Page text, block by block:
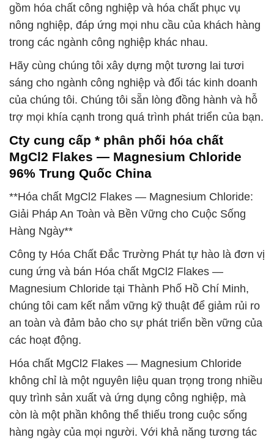
gồm hóa chất công nghiệp và hóa chất phục vụ
nông nghiệp, đáp ứng mọi nhu cầu của khách hàng
trong các ngành công nghiệp khác nhau.
Hãy cùng chúng tôi xây dựng một tương lai tươi
sáng cho ngành công nghiệp và đối tác kinh doanh
của chúng tôi. Chúng tôi sẵn lòng đồng hành và hỗ
trợ mọi khía cạnh trong quá trình phát triển của bạn.
Cty cung cấp * phân phối hóa chất
MgCl2 Flakes — Magnesium Chloride
96% Trung Quốc China
**Hóa chất MgCl2 Flakes — Magnesium Chloride:
Giải Pháp An Toàn và Bền Vững cho Cuộc Sống
Hàng Ngày**
Công ty Hóa Chất Đắc Trường Phát tự hào là đơn vị
cung ứng và bán Hóa chất MgCl2 Flakes —
Magnesium Chloride tại Thành Phố Hồ Chí Minh,
chúng tôi cam kết nắm vững kỹ thuật để giảm rủi ro
an toàn và đảm bảo cho sự phát triển bền vững của
các hoạt động.
Hóa chất MgCl2 Flakes — Magnesium Chloride
không chỉ là một nguyên liệu quan trọng trong nhiều
quy trình sản xuất và ứng dụng công nghiệp, mà
còn là một phần không thể thiếu trong cuộc sống
hàng ngày của mọi người. Với khả năng tương tác